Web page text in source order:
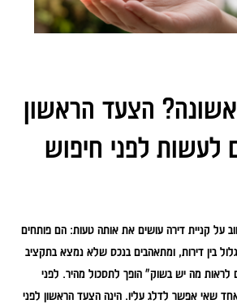
הצעד הראשון
לעשות לפני חיפוש
על קניית דירה עושים את אותה טעות: הם פותחים
לגלול בין דירות, ומתאהבים בנכס שלא נמצא בתקציב
מה יש בשוק" הופך לתסכול מהיר. לפני
שאי אפשר לדלג עליו. הינה הצעד הראשון לפני